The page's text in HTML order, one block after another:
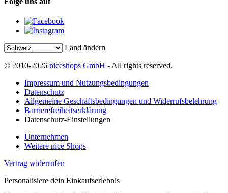
Land ändern
© 2010-2026 niceshops GmbH - All rights reserved.
Impressum und Nutzungsbedingungen
Datenschutz
Allgemeine Geschäftsbedingungen und Widerrufsbelehrung
Barrierefreiheitserklärung
Datenschutz-Einstellungen
Unternehmen
Weitere nice Shops
Vertrag widerrufen
Personalisiere dein Einkaufserlebnis